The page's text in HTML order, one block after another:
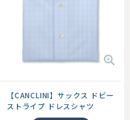
【CANCLINI】サックス ドビー
ストライプ ドレスシャツ